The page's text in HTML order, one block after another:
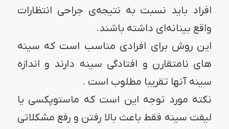
افراد باید نسبت به نتیجه‌ی جراحی انتظارات
واقع بینانه‌ای داشته باشند.
این روش برای افرادی مناسب است که سینه
های نامتقارن و افتادگی سینه دارند و اندازه
سینه آنها تقریبا مطلوب است .
نکته مورد توجه این است که ماستوپکسی یا
لیفت سینه فقط باعث بالا رفتن و رفع مشکلاتی